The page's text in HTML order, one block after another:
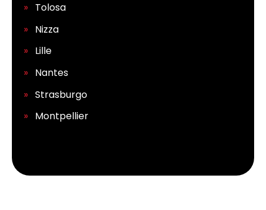
Tolosa
Nizza
Lille
Nantes
Strasburgo
Montpellier